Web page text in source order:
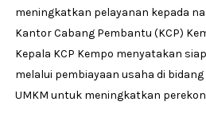
meningkatkan pelayanan kepada
Kantor Cabang Pembantu (KCP)
Kepala KCP Kempo menyatakan
melalui pembiayaan usaha di
UMKM untuk meningkatkan